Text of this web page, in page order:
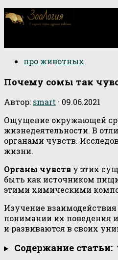
про животных
Почему сомы так
Автор: smart · 09.06.2021
Ощущение окружающей
жизнедеятельности. В
органами чувств.
жизни.
Органы чувств у этих
быть как источником
этими химическими
Изучение
понимании их поведения
и развиваются в своих
Содержание статьи: